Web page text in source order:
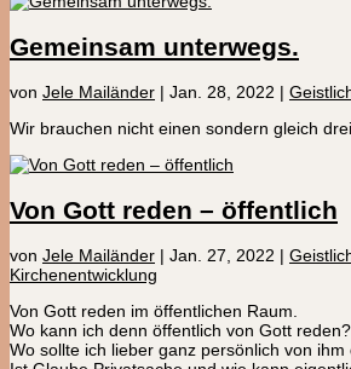
Gemeinsam unterwegs.
von Jele Mailänder | Jan. 28, 2022 |
Wir brauchen nicht einen sondern gleich
Von Gott reden – öffentlich
von Jele Mailänder | Jan. 27, 2022 |
Kirchenentwicklung
Von Gott reden im öffentlichen Raum.
Wo kann ich denn öffentlich von Gott reden?
Wo sollte ich lieber ganz persönlich von ihm